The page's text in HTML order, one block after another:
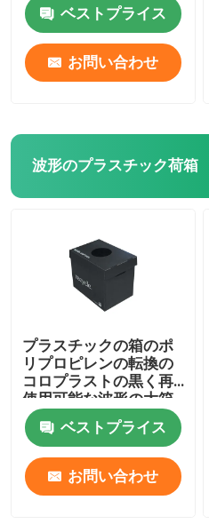
花の展示の立場
コルフルートの木の監視
コロプラストシート
PPの空シート
コルフルートの印
ヤード カード
名簿の印
ベストプライス
お問い合わせ
波形のプラスチック荷箱
プラスチックの箱のポ
リプロピレンの転換の
コロプラストの黒く再
使用可能な波形の大箱
ベストプライス
お問い合わせ